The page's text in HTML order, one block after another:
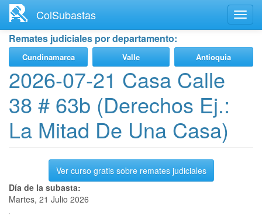
contenido
principal
ColSubastas
Remates judiciales por departamento:
Cundinamarca Valle Antioquia
2026-07-21 Casa Calle
38 # 63b (Derechos Ej.:
La Mitad De Una Casa)
Ver curso gratis sobre remates judiciales
Día de la subasta:
Martes, 21 Julio 2026